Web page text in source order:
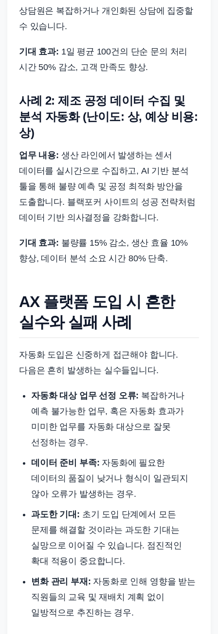
상담원은 복잡하거나 개인화된 상담에 집중할
수 있습니다.
기대 효과: 1일 평균 100건의 단순 문의 처리
시간 50% 감소, 고객 만족도 향상.
사례 2: 제조 공정 데이터 수집 및
분석 자동화 (난이도: 상, 예상 비용:
상)
업무 내용: 생산 라인에서 발생하는 센서
데이터를 실시간으로 수집하고, AI 기반 분석
툴을 통해 불량 예측 및 공정 최적화 방안을
도출합니다. 블랙포커 사이트의 성공 전략처럼
데이터 기반 의사결정을 강화합니다.
기대 효과: 불량률 15% 감소, 생산 효율 10%
향상, 데이터 분석 소요 시간 80% 단축.
AX 플랫폼 도입 시 흔한
실수와 실패 사례
자동화 도입은 신중하게 접근해야 합니다.
다음은 흔히 발생하는 실수들입니다.
자동화 대상 업무 선정 오류: 복잡하거나
예측 불가능한 업무, 혹은 자동화 효과가
미미한 업무를 자동화 대상으로 잘못
선정하는 경우.
데이터 준비 부족: 자동화에 필요한
데이터의 품질이 낮거나 형식이 일관되지
않아 오류가 발생하는 경우.
과도한 기대: 초기 도입 단계에서 모든
문제를 해결할 것이라는 과도한 기대는
실망으로 이어질 수 있습니다. 점진적인
확대 적용이 중요합니다.
변화 관리 부재: 자동화로 인해 영향을 받는
직원들의 교육 및 재배치 계획 없이
일방적으로 추진하는 경우.